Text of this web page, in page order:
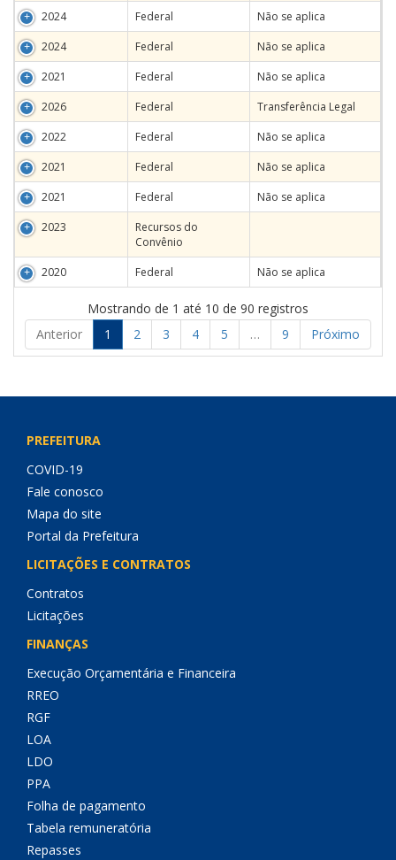
2024
Federal
Não se aplica
2024
Federal
Não se aplica
2021
Federal
Não se aplica
2026
Federal
Transferência Legal
2022
Federal
Não se aplica
2021
Federal
Não se aplica
2021
Federal
Não se aplica
2023
Recursos do
Convênio
2020
Federal Não se aplica
Mostrando de 1 até 10 de 90 registros
Anterior
1 2 3 4 5 … 9 Próximo
PREFEITURA
COVID-19
Fale conosco
Mapa do site
Portal da Prefeitura
LICITAÇÕES E CONTRATOS
Contratos
Licitações
FINANÇAS
Execução Orçamentária e Financeira
RREO
RGF
LOA
LDO
PPA
Folha de pagamento
Tabela remuneratória
Repasses